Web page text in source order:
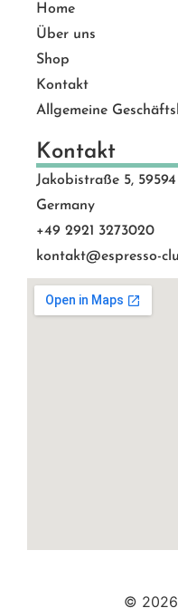
Home
Über uns
Shop
Kontakt
Allgemeine
Kontakt
Jakobistraße 5,
Germany
+49 2921 3273020
kontakt@espresso-